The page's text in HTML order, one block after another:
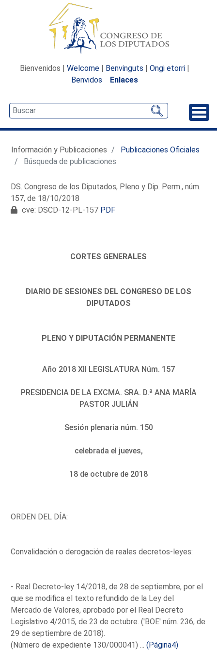
Bienvenidos | Welcome | Benvinguts | Ongi etorri |
Benvidos
Enlaces
Información y Publicaciones
Publicaciones Oficiales
Búsqueda de publicaciones
DS. Congreso de los Diputados, Pleno y Dip. Perm., núm.
157, de 18/10/2018
cve: DSCD-12-PL-157 PDF
CORTES GENERALES
DIARIO DE SESIONES DEL CONGRESO DE LOS
DIPUTADOS
PLENO Y DIPUTACIÓN PERMANENTE
Año 2018 XII LEGISLATURA Núm. 157
PRESIDENCIA DE LA EXCMA. SRA. D.ª ANA MARÍA
PASTOR JULIÁN
Sesión plenaria núm. 150
celebrada el jueves,
18 de octubre de 2018
ORDEN DEL DÍA:
Convalidación o derogación de reales decretos-leyes:
- Real Decreto-ley 14/2018, de 28 de septiembre, por el
que se modifica el texto refundido de la Ley del
Mercado de Valores, aprobado por el Real Decreto
Legislativo 4/2015, de 23 de octubre. ('BOE' núm. 236, de
29 de septiembre de 2018).
(Número de expediente 130/000041) ...(Página4)